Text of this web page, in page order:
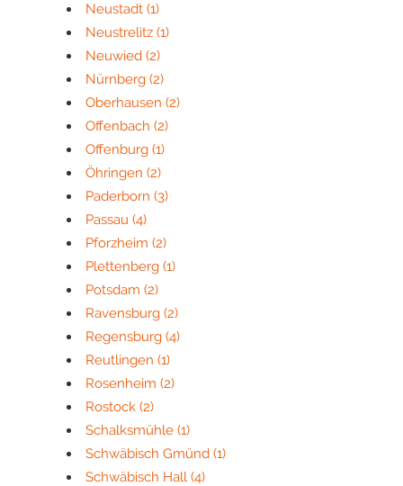
Neustadt (1)
Neustrelitz (1)
Neuwied (2)
Nürnberg (2)
Oberhausen (2)
Offenbach (2)
Offenburg (1)
Öhringen (2)
Paderborn (3)
Passau (4)
Pforzheim (2)
Plettenberg (1)
Potsdam (2)
Ravensburg (2)
Regensburg (4)
Reutlingen (1)
Rosenheim (2)
Rostock (2)
Schalksmühle (1)
Schwäbisch Gmünd (1)
Schwäbisch Hall (4)